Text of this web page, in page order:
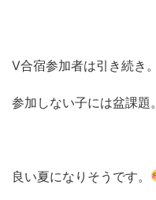
V合宿参加者は引き続き。
参加しない子には盆課題。
良い夏になりそうです。